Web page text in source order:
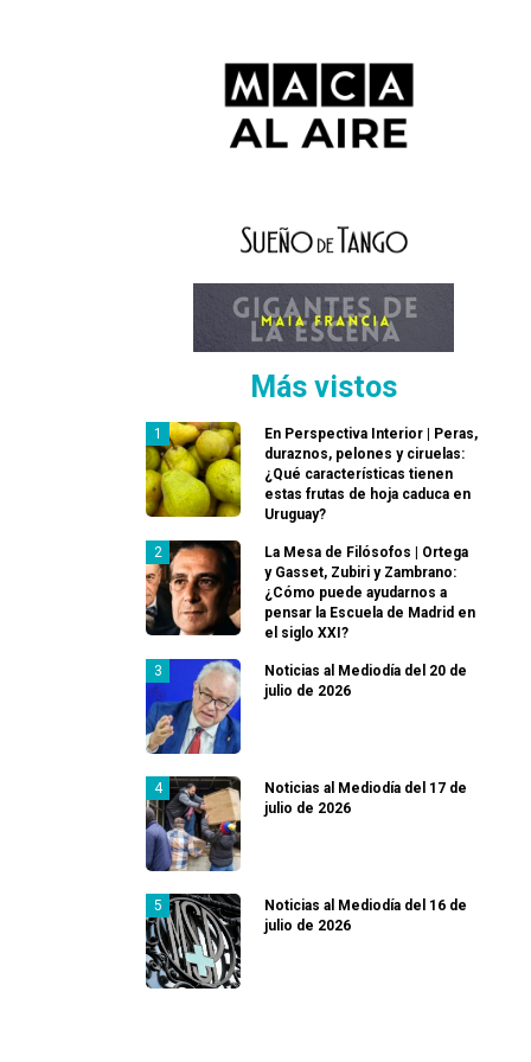
Más vistos
En Perspectiva Interior | Peras,
duraznos, pelones y ciruelas:
¿Qué características tienen
estas frutas de hoja caduca en
Uruguay?
La Mesa de Filósofos | Ortega
y Gasset, Zubiri y Zambrano:
¿Cómo puede ayudarnos a
pensar la Escuela de Madrid en
el siglo XXI?
Noticias al Mediodía del 20 de
julio de 2026
Noticias al Mediodía del 17 de
julio de 2026
Noticias al Mediodía del 16 de
julio de 2026